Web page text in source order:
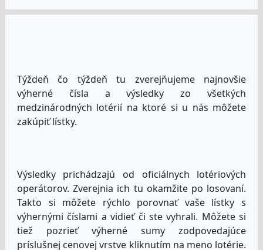
Týždeň čo týždeň tu zverejňujeme najnovšie
výherné čísla a výsledky zo všetkých
medzinárodných lotérií na ktoré si u nás môžete
zakúpiť lístky.
Výsledky prichádzajú od oficiálnych lotériových
operátorov. Zverejnia ich tu okamžite po losovaní.
Takto si môžete rýchlo porovnať vaše lístky s
výhernými číslami a vidieť či ste vyhrali. Môžete si
tiež pozrieť výherné sumy zodpovedajúce
príslušnej cenovej vrstve kliknutím na meno lotérie.